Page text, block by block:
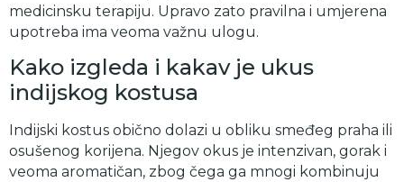
medicinsku terapiju. Upravo zato pravilna i umjerena
upotreba ima veoma važnu ulogu.
Kako izgleda i kakav je ukus
indijskog kostusa
Indijski kostus obično dolazi u obliku smeđeg praha ili
osušenog korijena. Njegov okus je intenzivan, gorak i
veoma aromatičan, zbog čega ga mnogi kombinuju